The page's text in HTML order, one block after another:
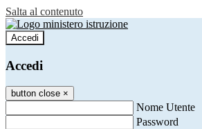
Salta al contenuto
Accedi
Accedi
button close ×
Nome Utente
Password